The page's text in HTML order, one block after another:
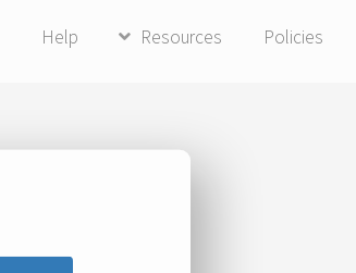
Help Resources Policies